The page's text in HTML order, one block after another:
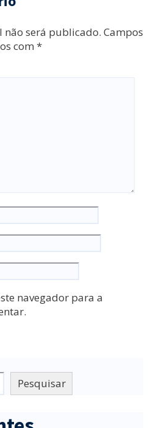
não será publicado. Campos
com *
navegador para a
Pesquisar